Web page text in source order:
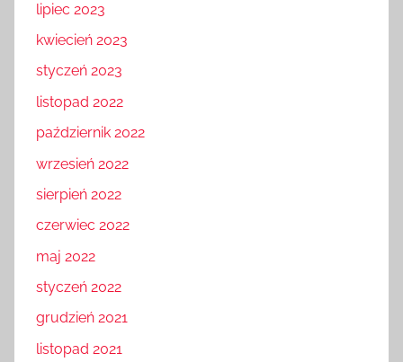
lipiec 2023
kwiecień 2023
styczeń 2023
listopad 2022
październik 2022
wrzesień 2022
sierpień 2022
czerwiec 2022
maj 2022
styczeń 2022
grudzień 2021
listopad 2021